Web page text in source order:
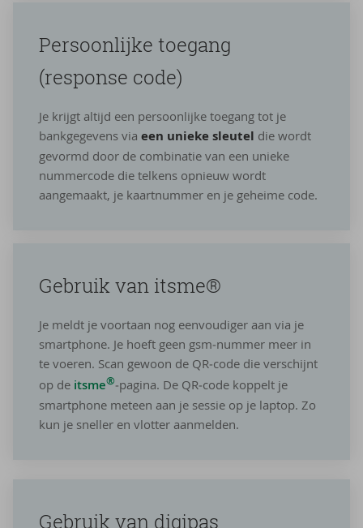
Per­soon­lij­ke toe­gang
(res­pon­se code)
Je krijgt altijd een persoonlijke toegang tot je
bankgegevens via een unieke sleutel die wordt
gevormd door de combinatie van een unieke
nummercode die telkens opnieuw wordt
aangemaakt, je kaartnummer en je geheime code.
Ge­bruik van itsme®
Je meldt je voortaan nog eenvoudiger aan via je
smartphone. Je hoeft geen gsm‑nummer meer in
te voeren. Scan gewoon de QR‑code die verschijnt
op de itsme®‑pagina. De QR‑code koppelt je
smartphone meteen aan je sessie op je laptop. Zo
kun je sneller en vlotter aanmelden.
Ge­bruik van di­gi­pas